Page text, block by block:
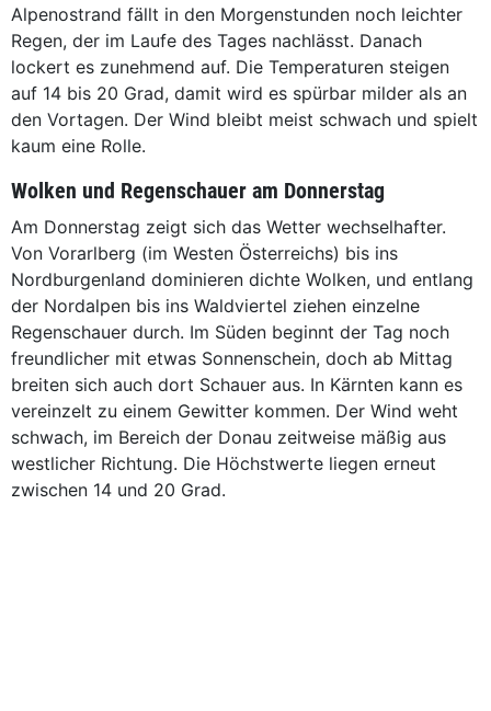
Alpenostrand fällt in den Morgenstunden noch leichter
Regen, der im Laufe des Tages nachlässt. Danach
lockert es zunehmend auf. Die Temperaturen steigen
auf 14 bis 20 Grad, damit wird es spürbar milder als an
den Vortagen. Der Wind bleibt meist schwach und spielt
kaum eine Rolle.
Wolken und Regenschauer am Donnerstag
Am Donnerstag zeigt sich das Wetter wechselhafter.
Von Vorarlberg (im Westen Österreichs) bis ins
Nordburgenland dominieren dichte Wolken, und entlang
der Nordalpen bis ins Waldviertel ziehen einzelne
Regenschauer durch. Im Süden beginnt der Tag noch
freundlicher mit etwas Sonnenschein, doch ab Mittag
breiten sich auch dort Schauer aus. In Kärnten kann es
vereinzelt zu einem Gewitter kommen. Der Wind weht
schwach, im Bereich der Donau zeitweise mäßig aus
westlicher Richtung. Die Höchstwerte liegen erneut
zwischen 14 und 20 Grad.